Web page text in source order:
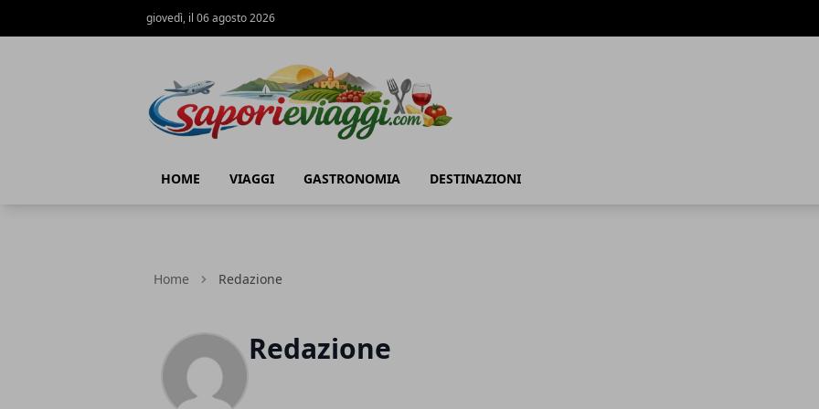
giovedì, il 06 agosto 2026
HOME VIAGGI GASTRONOMIA DESTINAZIONI
Home Redazione
Redazione